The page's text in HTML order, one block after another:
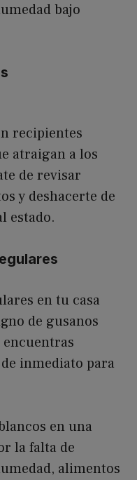
bajo
recipientes
atraigan a los
de revisar
y deshacerte de
estado.
en tu casa
de gusanos
inmediato para
en una
la falta de
alimentos